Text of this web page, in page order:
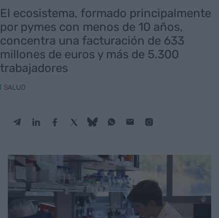
El ecosistema, formado principalmente
por pymes con menos de 10 años,
concentra una facturación de 633
millones de euros y más de 5.300
trabajadores
SALUD